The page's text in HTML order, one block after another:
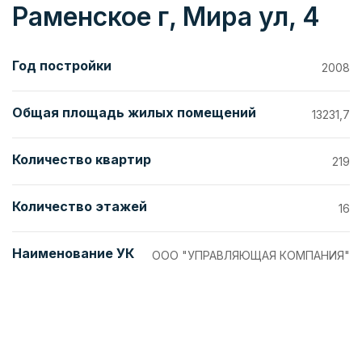
Раменское г, Мира ул, 4
Год постройки 2008
Общая площадь жилых помещений 13231,7
Количество квартир 219
Количество этажей 16
Наименование УК ООО "УПРАВЛЯЮЩАЯ КОМПАНИЯ"